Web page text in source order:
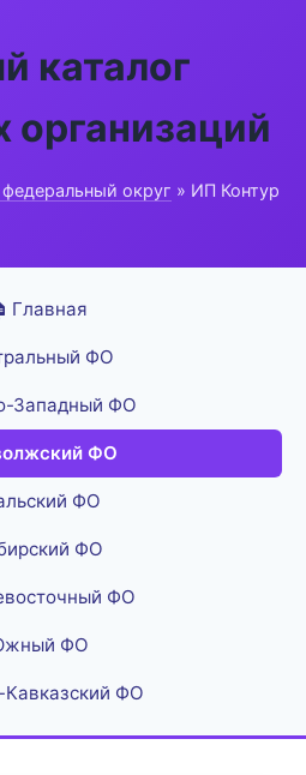
каталог
организаций
округ » ИП Контур
Главная
ФО
Западный ФО
ФО
ФО
ФО
ФО
ФО
ФО